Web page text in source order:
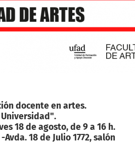
docente en artes.
Universidad".
18 de agosto, de 9 a 16 h.
18 de Julio 1772, salón